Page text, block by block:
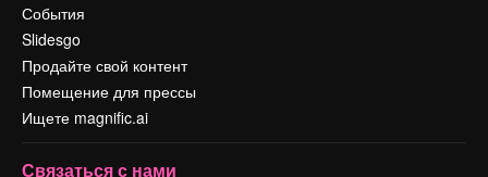
События
Slidesgo
Продайте свой контент
Помещение для прессы
Ищете magnific.ai
Связаться с нами